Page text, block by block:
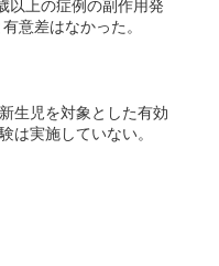
以上の症例の副作用発
意差はなかった。
生児を対象とした有効
は実施していない。